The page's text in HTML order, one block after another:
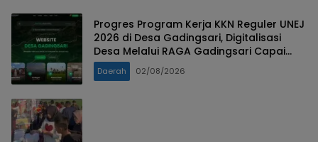
Progres Program Kerja KKN Reguler UNEJ
2026 di Desa Gadingsari, Digitalisasi
Desa Melalui RAGA Gadingsari Capai
98% Penyelesaian
Daerah 02/08/2026